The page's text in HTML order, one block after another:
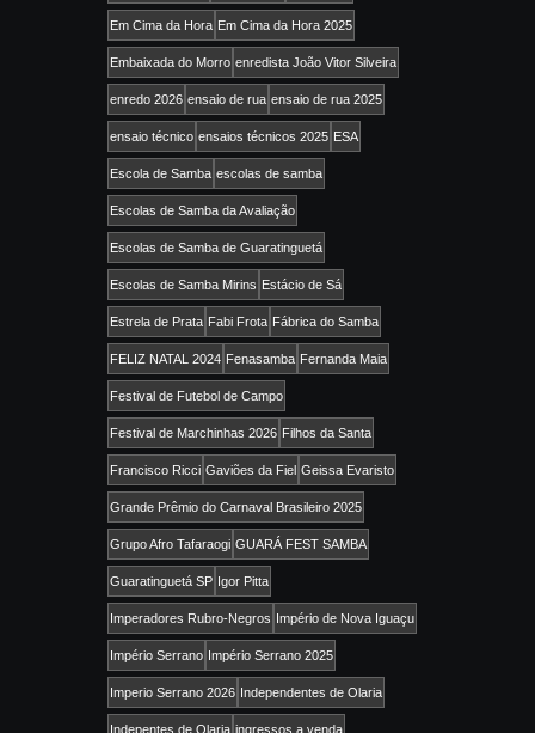
Em Cima da Hora Em Cima da Hora 2025
Embaixada do Morro enredista João Vitor Silveira
enredo 2026 ensaio de rua ensaio de rua 2025
ensaio técnico ensaios técnicos 2025 ESA
Escola de Samba escolas de samba
Escolas de Samba da Avaliação
Escolas de Samba de Guaratinguetá
Escolas de Samba Mirins Estácio de Sá
Estrela de Prata Fabi Frota Fábrica do Samba
FELIZ NATAL 2024 Fenasamba Fernanda Maia
Festival de Futebol de Campo
Festival de Marchinhas 2026 Filhos da Santa
Francisco Ricci Gaviões da Fiel Geissa Evaristo
Grande Prêmio do Carnaval Brasileiro 2025
Grupo Afro Tafaraogi GUARÁ FEST SAMBA
Guaratinguetá SP Igor Pitta
Imperadores Rubro-Negros Império de Nova Iguaçu
Império Serrano Império Serrano 2025
Imperio Serrano 2026 Independentes de Olaria
Indepentes de Olaria ingressos a venda